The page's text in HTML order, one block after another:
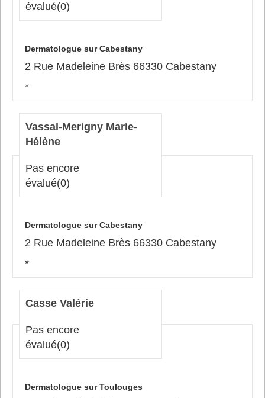
évalué(0)
Dermatologue sur Cabestany
2 Rue Madeleine Brès 66330 Cabestany
*
Vassal-Merigny Marie-
Hélène
Pas encore
évalué(0)
Dermatologue sur Cabestany
2 Rue Madeleine Brès 66330 Cabestany
*
Casse Valérie
Pas encore
évalué(0)
Dermatologue sur Toulouges